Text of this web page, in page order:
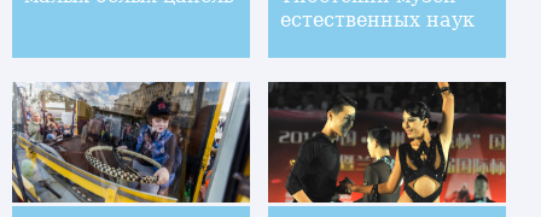
естественных наук